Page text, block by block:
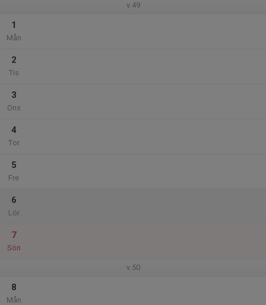
v.49
1
Mån
2
Tis
3
Ons
4
Tor
5
Fre
6
Lör
7
Sön
v.50
8
Mån